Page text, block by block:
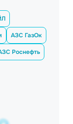
АЗС ГазОк
Роснефть